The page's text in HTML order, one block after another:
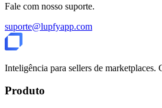
Fale com nosso suporte.
suporte@lupfyapp.com
Inteligência para sellers de marketplaces.
Produto